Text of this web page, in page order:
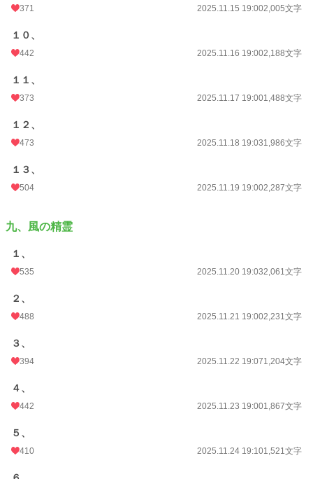
371 2025.11.15 19:002,005文字
１０、
442 2025.11.16 19:002,188文字
１１、
373 2025.11.17 19:001,488文字
１２、
473 2025.11.18 19:031,986文字
１３、
504 2025.11.19 19:002,287文字
九、風の精霊
１、
535 2025.11.20 19:032,061文字
２、
488 2025.11.21 19:002,231文字
３、
394 2025.11.22 19:071,204文字
４、
442 2025.11.23 19:001,867文字
５、
410 2025.11.24 19:101,521文字